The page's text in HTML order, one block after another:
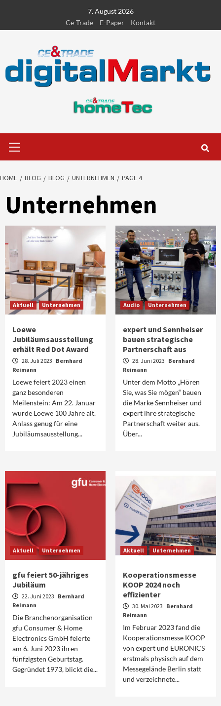
content
7. August 2026
Ce-Trade
E-Paper Kontakt
Menu
HOME BLOG BLOG UNTERNEHMEN PAGE 4
Unternehmen
Aktuell Unternehmen
Loewe
Jubiläumsausstellung
erhält Red Dot Award
28. Juli 2023 Bernhard
Reimann
Loewe feiert 2023 einen
ganz besonderen
Meilenstein: Am 22. Januar
wurde Loewe 100 Jahre alt.
Anlass genug für eine
Jubiläumsausstellung...
Audio Unternehmen
expert und Sennheiser
bauen strategische
Partnerschaft aus
28. Juni 2023 Bernhard
Reimann
Unter dem Motto „Hören
Sie, was Sie mögen“ bauen
die Marke Sennheiser und
expert ihre strategische
Partnerschaft weiter aus.
Über...
Aktuell Unternehmen
gfu feiert 50-jähriges
Jubiläum
22. Juni 2023 Bernhard
Reimann
Die Branchenorganisation
gfu Consumer & Home
Electronics GmbH feierte
am 6. Juni 2023 ihren
fünfzigsten Geburtstag.
Gegründet 1973, blickt die...
Aktuell Unternehmen
Kooperationsmesse
KOOP 2024 noch
effizienter
30. Mai 2023 Bernhard
Reimann
Im Februar 2023 fand die
Kooperationsmesse KOOP
von expert und EURONICS
erstmals physisch auf dem
Messegelände Berlin statt
und verzeichnete...